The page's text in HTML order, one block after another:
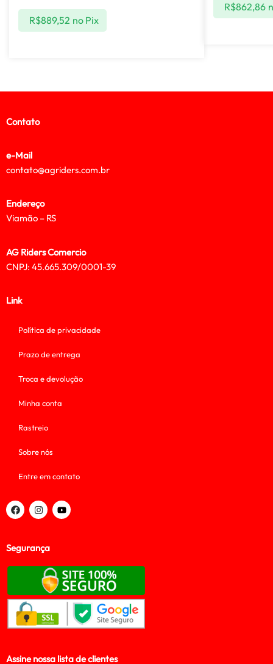
R$889,52 no Pix
R$862,86
Contato
e-Mail
contato@agriders.com.br
Endereço
Viamão – RS
AG Riders Comercio
CNPJ: 45.665.309/0001-39
Link
Política de privacidade
Prazo de entrega
Troca e devolução
Minha conta
Rastreio
Sobre nós
Entre em contato
Segurança
Assine nossa lista de clientes